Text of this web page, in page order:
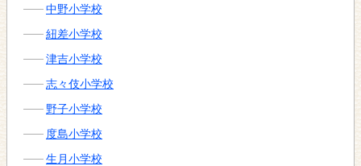
中野小学校
紐差小学校
津吉小学校
志々伎小学校
野子小学校
度島小学校
生月小学校